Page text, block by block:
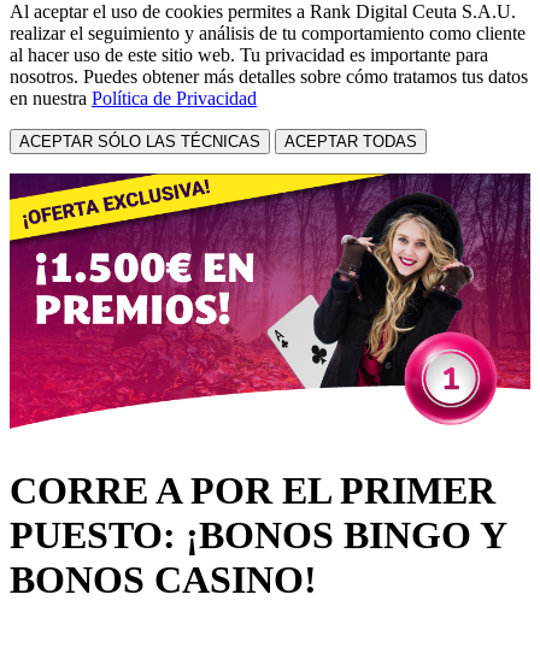
Al aceptar el uso de cookies permites a Rank Digital Ceuta S.A.U.
realizar el seguimiento y análisis de tu comportamiento como cliente
al hacer uso de este sitio web. Tu privacidad es importante para
nosotros. Puedes obtener más detalles sobre cómo tratamos tus datos
en nuestra Política de Privacidad
ACEPTAR SÓLO LAS TÉCNICAS ACEPTAR TODAS
CORRE A POR EL PRIMER
PUESTO: ¡BONOS BINGO Y
BONOS CASINO!